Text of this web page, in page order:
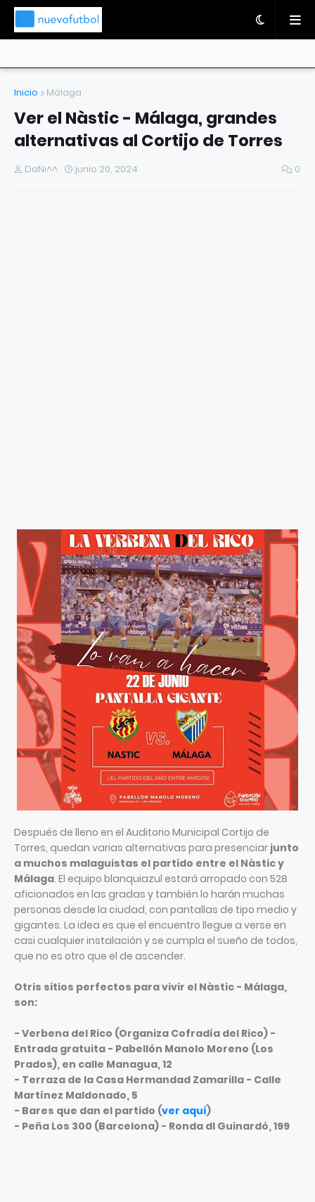
Inicio Málaga
Ver el Nàstic - Málaga, grandes
alternativas al Cortijo de Torres
DaNi^^ junio 20, 2024 0
Después de lleno en el Auditorio Municipal Cortijo de
Torres, quedan varias alternativas para presenciar junto
a muchos malaguistas el partido entre el Nàstic y
Málaga. El equipo blanquiazul estará arropado con 528
aficionados en las gradas y también lo harán muchas
personas desde la ciudad, con pantallas de tipo medio y
gigantes. La idea es que el encuentro llegue a verse en
casi cualquier instalación y se cumpla el sueño de todos,
que no es otro que el de ascender.
Otris sitios perfectos para vivir el Nàstic - Málaga,
son:
- Verbena del Rico (Organiza Cofradía del Rico) -
Entrada gratuita - Pabellón Manolo Moreno (Los
Prados), en calle Managua, 12
- Terraza de la Casa Hermandad Zamarilla - Calle
Martínez Maldonado, 5
- Bares que dan el partido (ver aquí)
- Peña Los 300 (Barcelona) - Ronda dl Guinardó, 199